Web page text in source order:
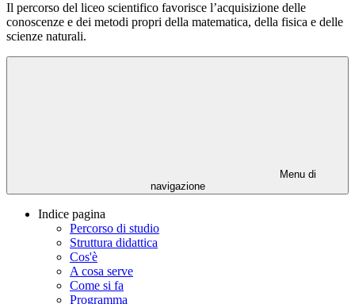
Il percorso del liceo scientifico favorisce l’acquisizione delle
conoscenze e dei metodi propri della matematica, della fisica e delle
scienze naturali.
Menu di
navigazione
Indice pagina
Percorso di studio
Struttura didattica
Cos'è
A cosa serve
Come si fa
Programma